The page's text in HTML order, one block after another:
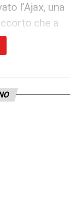
l’Ajax, una
che a
nei palleggi,
Arrivò
de Boer